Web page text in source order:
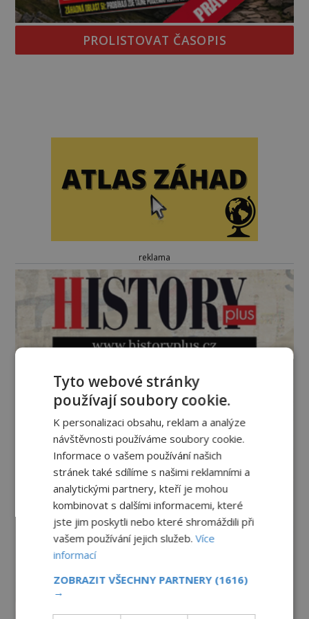
PROLISTOVAT ČASOPIS
reklama
Tyto webové stránky
používají soubory cookie.
K personalizaci obsahu, reklam a analýze
návštěvnosti používáme soubory cookie.
Informace o vašem používání našich
stránek také sdílíme s našimi reklamními a
analytickými partnery, kteří je mohou
kombinovat s dalšími informacemi, které
jste jim poskytli nebo které shromáždili při
vašem používání jejich služeb.Více
informací
ZOBRAZIT VŠECHNY PARTNERY (1616)
→